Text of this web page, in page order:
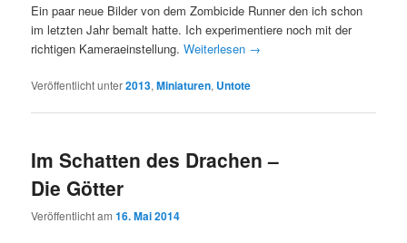
Ein paar neue Bilder von dem Zombicide Runner den ich schon
im letzten Jahr bemalt hatte. Ich experimentiere noch mit der
richtigen Kameraeinstellung.Weiterlesen →
Veröffentlicht unter2013,Miniaturen, Untote
Im Schatten des Drachen –
Die Götter
Veröffentlicht am16. Mai 2014